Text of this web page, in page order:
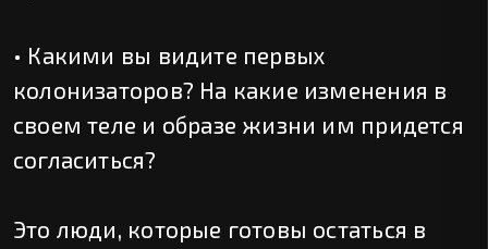
• Какими вы видите первых
колонизаторов? На какие изменения в
своем теле и образе жизни им придется
согласиться?
Это люди, которые готовы остаться в